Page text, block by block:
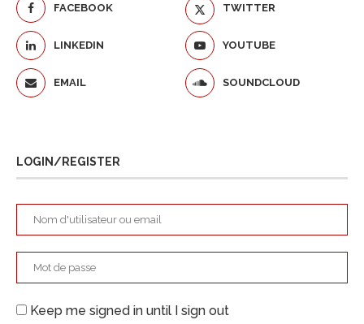
FACEBOOK TWITTER
LINKEDIN YOUTUBE
EMAIL SOUNDCLOUD
LOGIN/REGISTER
Keep me signed in until I sign out